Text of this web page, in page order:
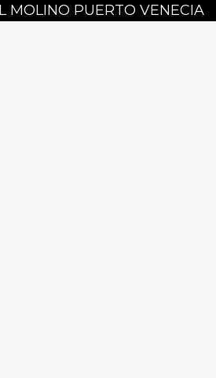
MOLINO PUERTO VENECIA